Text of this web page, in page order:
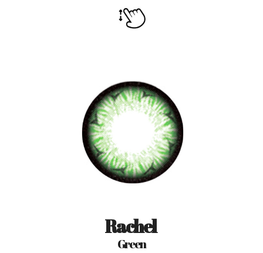
Rachel
Green